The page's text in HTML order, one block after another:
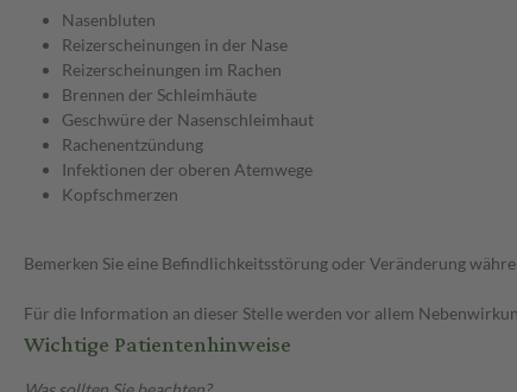
Nasenbluten
Reizerscheinungen in der Nase
Reizerscheinungen im Rachen
Brennen der Schleimhäute
Geschwüre der Nasenschleimhaut
Rachenentzündung
Infektionen der oberen Atemwege
Kopfschmerzen
Bemerken Sie eine Befindlichkeitsstörung oder Veränderung
Für die Information an dieser Stelle werden vor allem
Wichtige Patientenhinweise